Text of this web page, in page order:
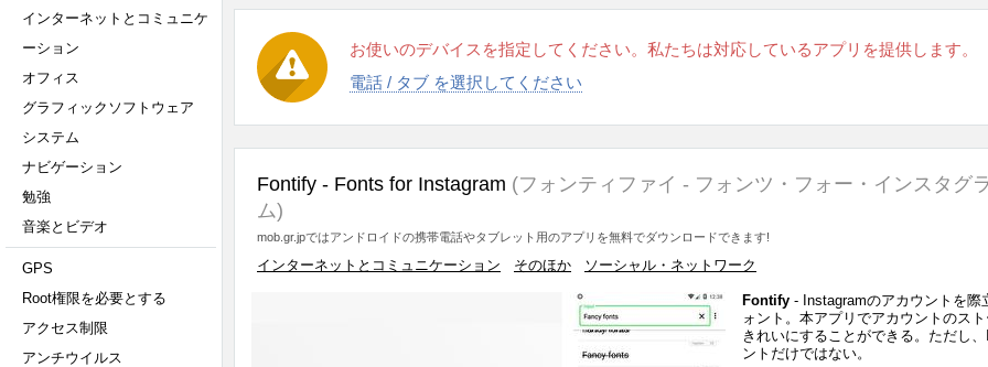
インターネットとコミュニケ
ーション
オフィス
グラフィックソフトウェア
システム
ナビゲーション
勉強
音楽とビデオ
GPS
Root権限を必要とする
アクセス制限
アンチウイルス
お使いのデバイスを指定してください。私たちは対応しているアプリを提供します。
電話 / タブ を選択してください
Fontify - Fonts for Instagram (フォンティファイ - フォンツ・フォー・インスタグラ
ム)
mob.gr.jpではアンドロイドの携帯電話やタブレット用のアプリを無料でダウンロードできます!
インターネットとコミュニケーション そのほか ソーシャル・ネットワーク
Fontify - Instagramのアカウントを際
ォント。本アプリでアカウントのス
きれいにすることができる。ただし
ントだけではない。